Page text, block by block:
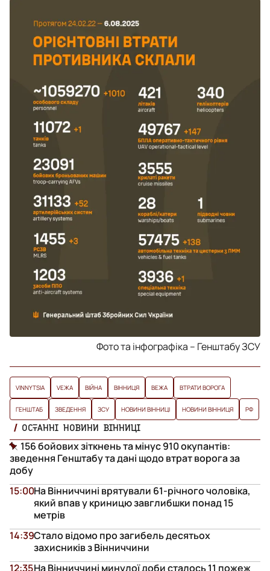
Фото та інфографіка – Генштабу ЗСУ
VINNYTSIA VЕЖА ВІЙНА ВІННИЦЯ ВЕЖА ВТРАТИ ВОРОГА
ГЕНШТАБ ЗВЕДЕННЯ ЗСУ НОВИНИ ВІННИЦІ НОВИНИ ВІННИЦЯ РФ
ОСТАННІ НОВИНИ ВІННИЦІ
156 бойових зіткнень та мінус 910 окупантів:
зведення Генштабу та дані щодо втрат ворога за
добу
На Вінниччині врятували 61-річного чоловіка,
який впав у криницю завглибшки понад 15
метрів
15:00
Стало відомо про загибель десятьох
захисників з Вінниччини
14:39
На Вінниччині минулої доби сталось 11 пожеж
12:35